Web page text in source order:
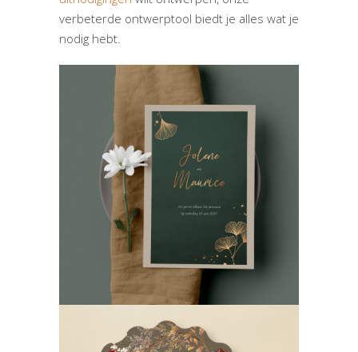
verbeterde ontwerptool biedt je alles wat je
nodig hebt.